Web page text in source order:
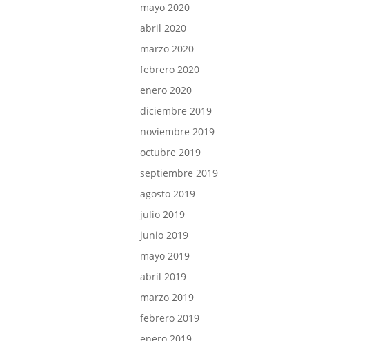
mayo 2020
abril 2020
marzo 2020
febrero 2020
enero 2020
diciembre 2019
noviembre 2019
octubre 2019
septiembre 2019
agosto 2019
julio 2019
junio 2019
mayo 2019
abril 2019
marzo 2019
febrero 2019